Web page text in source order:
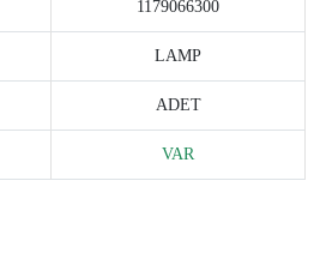
1179066300
LAMP
ADET
VAR